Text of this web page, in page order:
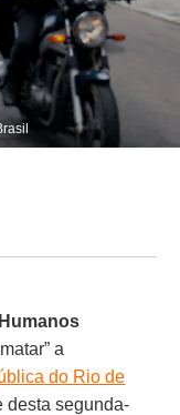
a
do Rio de
desta segunda-